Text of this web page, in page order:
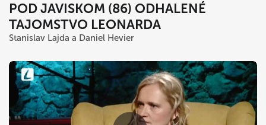
POD JAVISKOM (86) ODHALENÉ
TAJOMSTVO LEONARDA
Stanislav Lajda a Daniel Hevier